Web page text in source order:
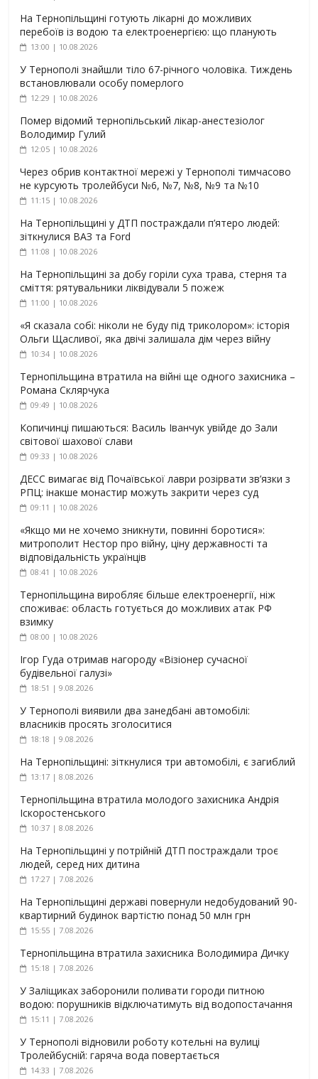
На Тернопільщині готують лікарні до можливих
перебоїв із водою та електроенергією: що планують
13:00 | 10.08.2026
У Тернополі знайшли тіло 67-річного чоловіка. Тиждень
встановлювали особу померлого
12:29 | 10.08.2026
Помер відомий тернопільський лікар-анестезіолог
Володимир Гулий
12:05 | 10.08.2026
Через обрив контактної мережі у Тернополі тимчасово
не курсують тролейбуси №6, №7, №8, №9 та №10
11:15 | 10.08.2026
На Тернопільщині у ДТП постраждали п’ятеро людей:
зіткнулися ВАЗ та Ford
11:08 | 10.08.2026
На Тернопільщині за добу горіли суха трава, стерня та
сміття: рятувальники ліквідували 5 пожеж
11:00 | 10.08.2026
«Я сказала собі: ніколи не буду під триколором»: історія
Ольги Щасливої, яка двічі залишала дім через війну
10:34 | 10.08.2026
Тернопільщина втратила на війні ще одного захисника –
Романа Склярчука
09:49 | 10.08.2026
Копичинці пишаються: Василь Іванчук увійде до Зали
світової шахової слави
09:33 | 10.08.2026
ДЕСС вимагає від Почаївської лаври розірвати зв’язки з
РПЦ: інакше монастир можуть закрити через суд
09:11 | 10.08.2026
«Якщо ми не хочемо зникнути, повинні боротися»:
митрополит Нестор про війну, ціну державності та
відповідальність українців
08:41 | 10.08.2026
Тернопільщина виробляє більше електроенергії, ніж
споживає: область готується до можливих атак РФ
взимку
08:00 | 10.08.2026
Ігор Гуда отримав нагороду «Візіонер сучасної
будівельної галузі»
18:51 | 9.08.2026
У Тернополі виявили два занедбані автомобілі:
власників просять зголоситися
18:18 | 9.08.2026
На Тернопільщині: зіткнулися три автомобілі, є загиблий
13:17 | 8.08.2026
Тернопільщина втратила молодого захисника Андрія
Іскоростенського
10:37 | 8.08.2026
На Тернопільщині у потрійній ДТП постраждали троє
людей, серед них дитина
17:27 | 7.08.2026
На Тернопільщині державі повернули недобудований 90-
квартирний будинок вартістю понад 50 млн грн
15:55 | 7.08.2026
Тернопільщина втратила захисника Володимира Дичку
15:18 | 7.08.2026
У Заліщиках заборонили поливати городи питною
водою: порушників відключатимуть від водопостачання
15:11 | 7.08.2026
У Тернополі відновили роботу котельні на вулиці
Тролейбусній: гаряча вода повертається
14:33 | 7.08.2026